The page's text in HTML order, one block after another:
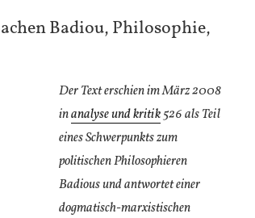
Badiou, Philosophie,
Der Text erschien im März 2008
inanalyse und kritik526 als Teil
eines Schwerpunkts zum
politischen Philosophieren
Badious und antwortet einer
dogmatisch-marxistischen